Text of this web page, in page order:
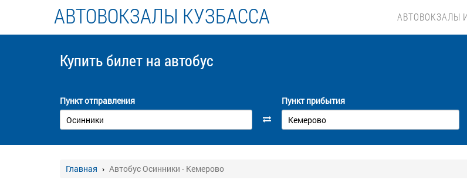
АВТОВОКЗАЛЫ КУЗБАССА АВТОВОКЗАЛЫ
Купить билет на автобус
Пункт отправления Пункт прибытия
Главная Автобус Осинники - Кемерово